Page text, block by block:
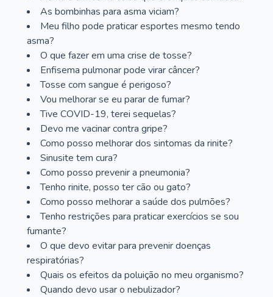
As bombinhas para asma viciam?
Meu filho pode praticar esportes mesmo tendo
asma?
O que fazer em uma crise de tosse?
Enfisema pulmonar pode virar câncer?
Tosse com sangue é perigoso?
Vou melhorar se eu parar de fumar?
Tive COVID-19, terei sequelas?
Devo me vacinar contra gripe?
Como posso melhorar dos sintomas da rinite?
Sinusite tem cura?
Como posso prevenir a pneumonia?
Tenho rinite, posso ter cão ou gato?
Como posso melhorar a saúde dos pulmões?
Tenho restrições para praticar exercícios se sou
fumante?
O que devo evitar para prevenir doenças
respiratórias?
Quais os efeitos da poluição no meu organismo?
Quando devo usar o nebulizador?